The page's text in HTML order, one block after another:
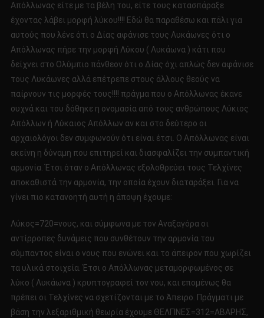
Απόλλωνας είτε με τα βέλη του, είτε τους κατασπάραξε
έχοντας λάβει μορφή λύκου!!!! Εδώ θα παραθέσω και πάλι για
αυτούς που λένε ότι ο Δίας αφάνισε τους Λυκάωνες ότι ο
Απόλλωνας πήρε την μορφή Λύκου ( Λυκάωνα ) κάτι που
δείχνει στο Ολύμπιο πάνθεον ότι ο Δίας όχι απλώς δεν αφάνισε
τους Λυκάωνες αλλά επέτρεπε στους άλλους θεούς να
παίρνουν τις μορφές τους!!!! πράγμα που ο Απόλλωνας έκανε
συχνά και του δόθηκε η ονομασία από τους ανθρώπους Λύκιος
Απόλλων ή Λύκαιος Απόλλων αν και στο δεύτερο οι
αρχαιολόγοι δεν συμφωνούν ότι είναι έτσι. Ο Απόλλωνας είναι
εκείνη η δύναμη που επιτηρεί και διασφαλίζει την συμπαντική
αρμονία. Έτσι όταν ο Απόλλωνας εξολοθρεύει τους Τελχίνες
αποκαθιστά την αρμονία, την οποία έχουν διαταράξει. Για να
γίνει πιο κατανοητή αυτή η άποψη έχουμε:
Λύκος=720=νους, και σύμφωνα με τον Αναξαγόρα οι
αντίρροπες δυνάμεις που συνθέτουν την αρμονία του
σύμπαντος είναι ο νους που ενώνει και το άπειρον που χωρίζει
τα υλικά στοιχεία. Έτσι ο Απόλλωνας μεταμορφωμένος σε
λύκο ( Λυκάωνα ) κρυπτογραφεί τον νου, και επομένως θα
πρέπει οι Τελχίνες να σχετίζονται με το Άπειρο. Πράγματι με
βάση την λεξαριθμική θεωρία έχουμε ΘΕΛΓΙΝΕΣ=312=ΑΒΑΡΗΣ,